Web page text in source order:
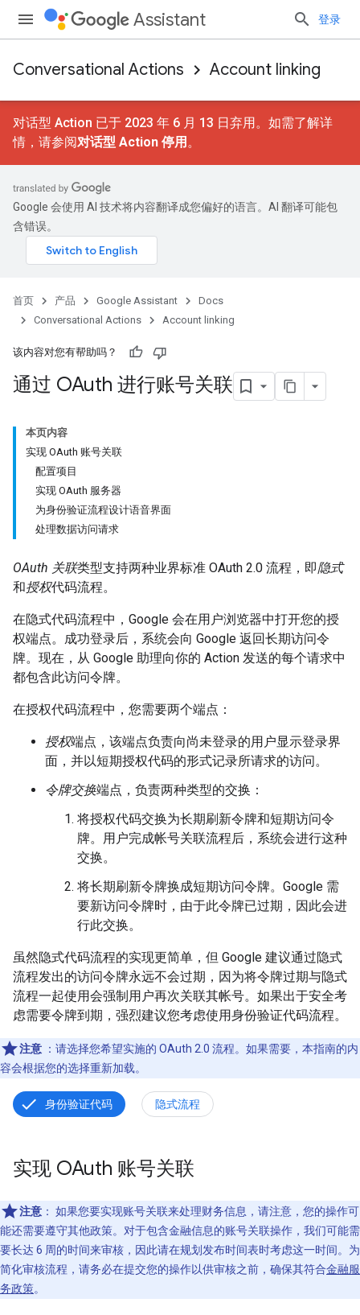
Assistant 登录
Conversational Actions Account linking
对话型 Action 已于 2023 年 6 月 13 日弃用。如需了解详
情，请参阅对话型 Action 停用 。
Google 会使用 AI 技术将内容翻译成您偏好的语言。AI 翻译可能包
含错误。
首页 产品 Google Assistant
Docs
Conversational Actions
Account linking
该内容对您有帮助吗？
通过 OAuth 进行账号关联
本页内容
实现 OAuth 账号关联
配置项目
实现 OAuth 服务器
为身份验证流程设计语音界面
处理数据访问请求
OAuth 关联类型支持两种业界标准 OAuth 2.0 流程，即隐式
和授权代码流程。
在隐式代码流程中，Google 会在用户浏览器中打开您的授
权端点。成功登录后，系统会向 Google 返回长期访问令
牌。现在，从 Google 助理向你的 Action 发送的每个请求中
都包含此访问令牌。
在授权代码流程中，您需要两个端点：
授权端点，该端点负责向尚未登录的用户显示登录界
面，并以短期授权代码的形式记录所请求的访问。
令牌交换端点，负责两种类型的交换：
将授权代码交换为长期刷新令牌和短期访问令
牌。用户完成帐号关联流程后，系统会进行这种
交换。
将长期刷新令牌换成短期访问令牌。Google 需
要新访问令牌时，由于此令牌已过期，因此会进
行此交换。
虽然隐式代码流程的实现更简单，但 Google 建议通过隐式
流程发出的访问令牌永远不会过期，因为将令牌过期与隐式
流程一起使用会强制用户再次关联其帐号。如果出于安全考
虑需要令牌到期，强烈建议您考虑使用身份验证代码流程。
注意 ：请选择您希望实施的 OAuth 2.0 流程。如果需要，本指南的内
容会根据您的选择重新加载。
身份验证代码 隐式流程
实现 OAuth 账号关联
注意 ： 如果您要实现账号关联来处理财务信息，请注意，您的操作可
能还需要遵守其他政策。对于包含金融信息的账号关联操作，我们可能需
要长达 6 周的时间来审核，因此请在规划发布时间表时考虑这一时间。为
简化审核流程，请务必在提交您的操作以供审核之前，确保其符合金融服
务政策。